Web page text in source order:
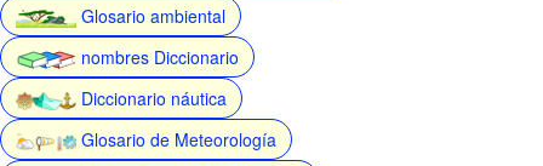
Glosario ambiental
nombres Diccionario
Diccionario náutica
Glosario de Meteorología